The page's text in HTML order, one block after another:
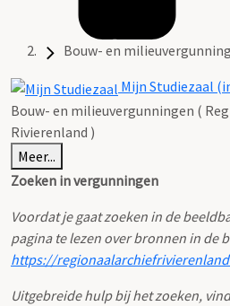
Bouw- en
Mijn Studiezaal
Bouw- en milieuvergunningen (
Rivierenland )
Meer...
Zoeken in vergunningen
Voordat je gaat zoeken in de
pagina te lezen over bronnen in de
https://
Uitgebreide hulp bij het zoeken,